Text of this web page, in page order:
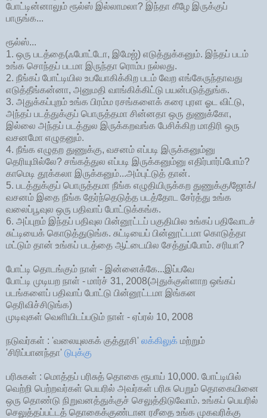
போட்டின்னாலும் ரூல்ஸ் இல்லாமலா? இந்தா கீழே இருக்குப்
பாருங்க...
ரூல்ஸ்...
1. ஒரு படத்தை(ஃபோட்டோ, இமேஜ்) எடுத்துக்கனும். இந்தப் படம்
உங்க சொந்தப் படமா இருந்தா ரொம்ப நல்லது.
2. நீங்கப் போட்டியில உபயோகிக்கிற படம் வேற எங்கேருந்தாவது
எடுத்தீங்கன்னா, அனுமதி வாங்கிக்கிட்டு பயன்படுத்துங்க.
3. அதுக்கப்புறம் உங்க பிரம்ம ரசங்களைக் கரை புரள ஓட விட்டு,
அந்தப் படத்துக்குப் பொருத்தமா சின்னதா ஒரு துணுக்கோ,
இல்லை அந்தப் படத்துல இருக்கறவங்க பேசிக்கிற மாதிரி ஒரு
வசனமோ எழுதனும்.
4. நீங்க எழுதற துணுக்கு, வசனம் எப்படி இருக்கனும்னு
தெரியுமில்லே? சங்கத்துல எப்படி இருக்கனும்னு எதிர்பார்ப்போம்?
காமெடி தூக்கலா இருக்கனும்...அம்புட்டுத் தான்.
5. படத்துக்குப் பொருத்தமா நீங்க எழுதியிருக்கற துணுக்கு/ஜோக்/
வசனம் இதை நீங்க தேர்ந்தெடுத்த படத்தோட சேர்த்து உங்க
வலைப்பூவுல ஒரு பதிவாப் போட்டுக்கங்க.
6. அப்புறம் இந்தப் பதிவுல பின்னூட்டப் பகுதியில உங்கப் பதிவோடச்
சுட்டியைக் கொடுத்துடுங்க. சுட்டியைப் பின்னூட்டமா கொடுத்தா
மட்டும் தான் உங்கப் படத்தை ஆட்டையில சேத்துப்போம். சரியா?
போட்டி தொடங்கும் நாள் - இன்னைக்கே...இப்பவே
போட்டி முடியற நாள் - மார்ச் 31, 2008(அதுக்குள்ளாற ஒங்கப்
படங்களைப் பதிவாப் போட்டு பின்னூட்டமா இங்கன
தெரிவிச்சிடுங்க)
முடிவுகள் வெளியிடப்படும் நாள் - ஏப்ரல் 10, 2008
நடுவர்கள் : 'வலையுலகக் குத்தூசி' லக்கிலுக் மற்றும்
'சிரிப்பானந்தா' டுபுக்கு
பரிசுகள் : மொத்தப் பரிசுத் தொகை ரூபாய் 10,000. போட்டியில்
வெற்றி பெற்றவர்கள் பெயரில் அவர்கள் பரிசு பெறும் தொகையினை
ஒரு தொண்டு நிறுவனத்துக்குச் செலுத்திடுவோம். உங்கப் பெயரில்
செலுத்தப்பட்டத் தொகைக்குண்டான ரசீதை உங்க முகவரிக்கு